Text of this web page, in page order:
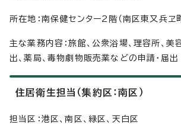
所在地：南保健センター2階（南区東又兵ヱ
主な業務内容：旅館、公衆浴場、理容所、美
出、薬局、毒物劇物販売業などの申請・届出
住居衛生担当（集約区：南区）
担当区：港区、南区、緑区、天白区